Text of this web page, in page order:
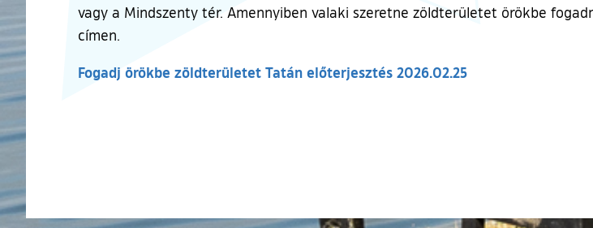
vagy a Mindszenty tér. Amennyiben valaki szeretne zöldterületet örökbe
címen.
Fogadj örökbe zöldterületet Tatán előterjesztés 2026.02.25